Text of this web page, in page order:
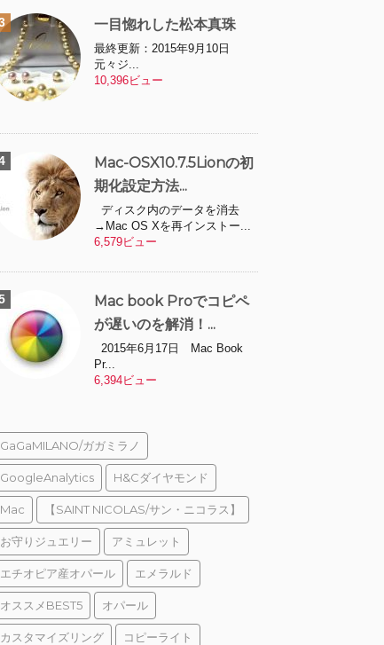
一目惚れした松本真珠
最終更新：2015年9月10日
元々ジ...
10,396ビュー
Mac-OSX10.7.5Lionの初
期化設定方法...
ディスク内のデータを消去
→Mac OS Xを再インストー...
6,579ビュー
Mac book Proでコピペ
が遅いのを解消！...
2015年6月17日 Mac Book
Pr...
6,394ビュー
GaGaMILANO/ガガミラノ
GoogleAnalytics H&Cダイヤモンド
Mac 【SAINT NICOLAS/サン・ニコラス】
お守りジュエリー アミュレット
エチオピア産オパール エメラルド
オススメBEST5 オパール
カスタマイズリング コピーライト